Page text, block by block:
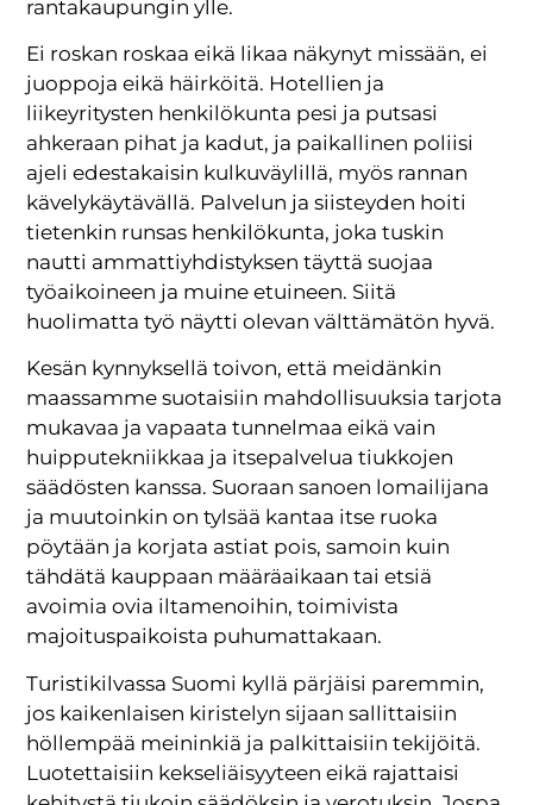
rantakaupungin ylle.
Ei roskan roskaa eikä likaa näkynyt missään, ei
juoppoja eikä häirköitä. Hotellien ja
liikeyritysten henkilökunta pesi ja putsasi
ahkeraan pihat ja kadut, ja paikallinen poliisi
ajeli edestakaisin kulkuväylillä, myös rannan
kävelykäytävällä. Palvelun ja siisteyden hoiti
tietenkin runsas henkilökunta, joka tuskin
nautti ammattiyhdistyksen täyttä suojaa
työaikoineen ja muine etuineen. Siitä
huolimatta työ näytti olevan välttämätön hyvä.
Kesän kynnyksellä toivon, että meidänkin
maassamme suotaisiin mahdollisuuksia tarjota
mukavaa ja vapaata tunnelmaa eikä vain
huipputekniikkaa ja itsepalvelua tiukkojen
säädösten kanssa. Suoraan sanoen lomailijana
ja muutoinkin on tylsää kantaa itse ruoka
pöytään ja korjata astiat pois, samoin kuin
tähdätä kauppaan määräaikaan tai etsiä
avoimia ovia iltamenoihin, toimivista
majoituspaikoista puhumattakaan.
Turistikilvassa Suomi kyllä pärjäisi paremmin,
jos kaikenlaisen kiristelyn sijaan sallittaisiin
höllempää meininkiä ja palkittaisiin tekijöitä.
Luotettaisiin kekseliäisyyteen eikä rajattaisi